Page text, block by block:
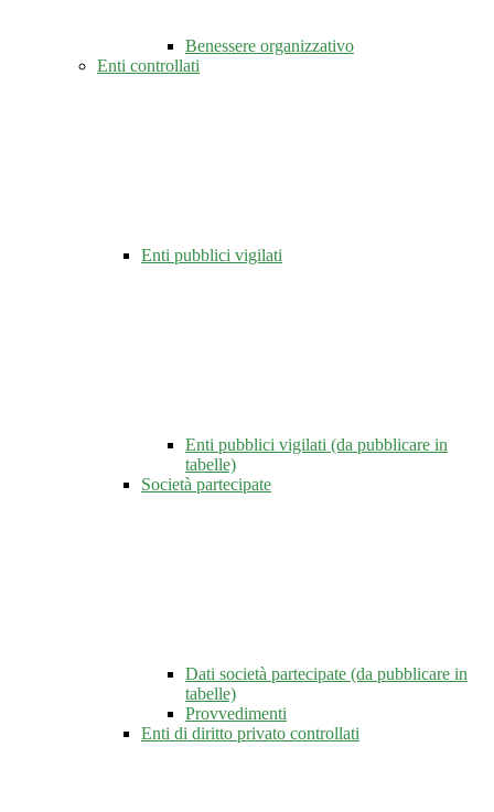
Benessere organizzativo
Enti controllati
Enti pubblici vigilati
Enti pubblici vigilati (da pubblicare in
tabelle)
Società partecipate
Dati società partecipate (da pubblicare in
tabelle)
Provvedimenti
Enti di diritto privato controllati